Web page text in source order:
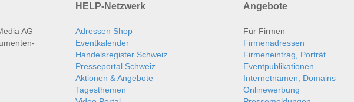
AG
HELP-Netzwerk
Adressen Shop
Eventkalender
Handelsregister Schweiz
Presseportal Schweiz
Aktionen & Angebote
Tagesthemen
Angebote
Für Firmen
Firmenadressen
Firmeneintrag, Porträt
Eventpublikationen
Internetnamen, Domains
Onlinewerbung